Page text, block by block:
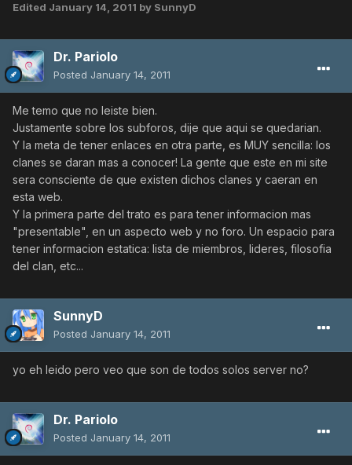
Edited January 14, 2011 by SunnyD
Dr. Pariolo
Posted January 14, 2011
Me temo que no leiste bien.
Justamente sobre los subforos, dije que aqui se quedarian.
Y la meta de tener enlaces en otra parte, es MUY sencilla: los
clanes se daran mas a conocer! La gente que este en mi site
sera consciente de que existen dichos clanes y caeran en
esta web.
Y la primera parte del trato es para tener informacion mas
"presentable", en un aspecto web y no foro. Un espacio para
tener informacion estatica: lista de miembros, lideres, filosofia
del clan, etc...
SunnyD
Posted January 14, 2011
yo eh leido pero veo que son de todos solos server no?
Dr. Pariolo
Posted January 14, 2011